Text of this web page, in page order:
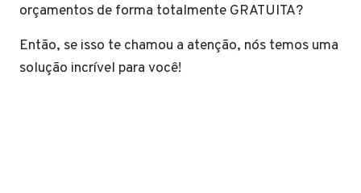
orçamentos de forma totalmente GRATUITA?
Então, se isso te chamou a atenção, nós temos uma
solução incrível para você!